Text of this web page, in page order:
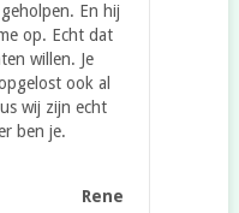
En hij
op. Echt dat
willen. Je
ook al
wij zijn echt
ben je.
Rene